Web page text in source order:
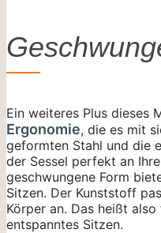
Ein weiteres Plus dieses
Ergonomie, die es mit
geformten Stahl und die
der Sessel perfekt an
geschwungene Form
Sitzen. Der Kunststoff
Körper an. Das heißt
entspanntes Sitzen.